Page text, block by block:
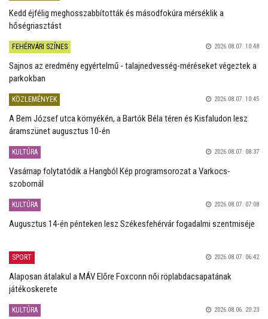
Kedd éjfélig meghosszabbították és másodfokúra mérséklik a
hőségriasztást
FEHÉRVÁRI SZÍNES 2026.08.07. 10:48
Sajnos az eredmény egyértelmű - talajnedvesség-méréseket végeztek a
parkokban
KÖZLEMÉNYEK 2026.08.07. 10:45
A Bem József utca környékén, a Bartók Béla téren és Kisfaludon lesz
áramszünet augusztus 10-én
KULTÚRA 2026.08.07. 08:37
Vasárnap folytatódik a Hangból Kép programsorozat a Varkocs-
szobornál
KULTÚRA 2026.08.07. 07:08
Augusztus 14-én pénteken lesz Székesfehérvár fogadalmi szentmiséje
SPORT 2026.08.07. 06:42
Alaposan átalakul a MÁV Előre Foxconn női röplabdacsapatának
játékoskerete
KULTÚRA 2026.08.06. 20:23